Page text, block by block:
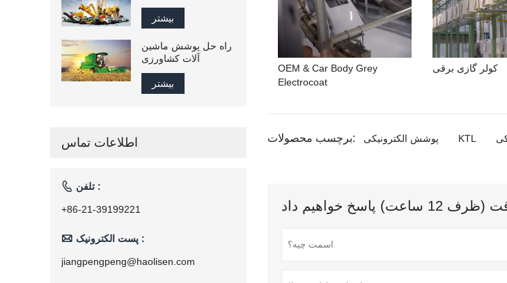
OEM & Car Body Grey
Electrocoat
کولر گازی برقی
برچسب محصولات: پوشش الکترونیکی KTL
خواهیم داد
بیشتر
راه حل پوشش ماشین
آلات کشاورزی
بیشتر
اطلاعات تماس
 تلفن :
+86-21-39199221
 پست الکترونیک :
jiangpengpeng@haolisen.com